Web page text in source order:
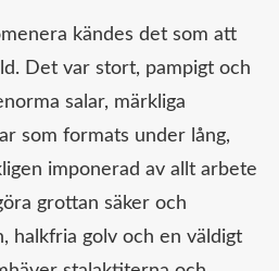
kändes det som att
Det var stort, pampigt och
salar, märkliga
som formats under lång,
imponerad av allt arbete
grottan säker och
halkfria golv och en väldigt